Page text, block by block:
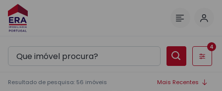
Filtros
4
Resultado de pesquisa: 56 imóveis Mais Recentes